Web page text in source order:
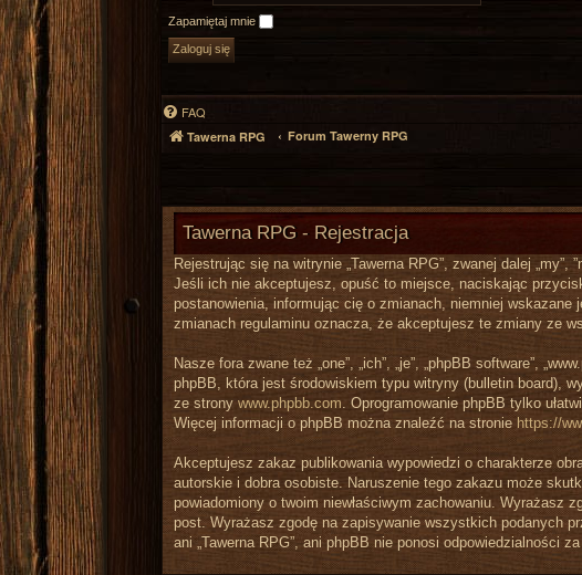
Zapamiętaj mnie
FAQ
Tawerna RPG Forum Tawerny RPG
Tawerna RPG - Rejestracja
Rejestrując się na witrynie „Tawerna RPG”, zwanej dalej
Jeśli ich nie akceptujesz, opuść to miejsce, naciskając
postanowienia, informując cię o zmianach, niemniej
zmianach regulaminu oznacza, że akceptujesz te zmiany ze
Nasze fora zwane też „one”, „ich”, „je”, „phpBB software”,
phpBB, która jest środowiskiem typu witryny (bulletin board),
ze strony www.phpbb.com. Oprogramowanie phpBB tylko
Więcej informacji o phpBB można znaleźć na stronie https://
Akceptujesz zakaz publikowania wypowiedzi o charakterze
autorskie i dobra osobiste. Naruszenie tego zakazu może
powiadomiony o twoim niewłaściwym zachowaniu. Wyrażasz
post. Wyrażasz zgodę na zapisywanie wszystkich podanych
ani „Tawerna RPG”, ani phpBB nie ponosi odpowiedzialności